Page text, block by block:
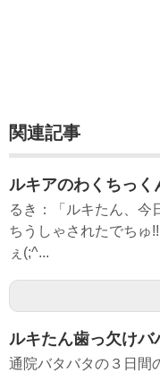
関連記事
ルキアのわくちっ
るき：「ルキたん、今
ちうしゃされたでちゅ
ぇ(;^...
ルキたん歯っ欠けバ
通院バタバタの３日間